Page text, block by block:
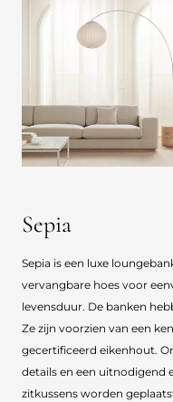
Sepia
Sepia is een luxe
vervangbare hoes voor
levensduur. De banken
Ze zijn voorzien van een
gecertificeerd eikenhout.
details en een uitnodigend
zitkussens worden